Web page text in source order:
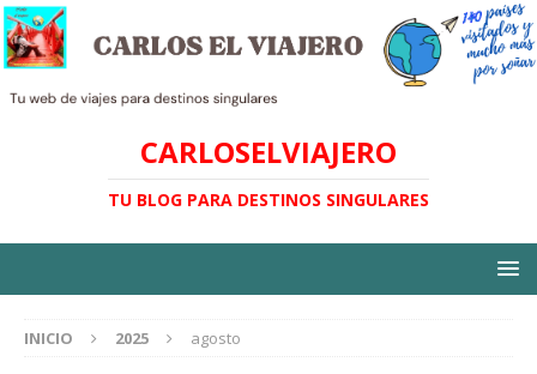
CARLOSELVIAJERO
TU BLOG PARA DESTINOS SINGULARES
INICIO 2025 agosto